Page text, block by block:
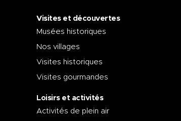
Visites et découvertes
Musées historiques
Nos villages
Visites historiques
Visites gourmandes
Loisirs et activités
Activités de plein air